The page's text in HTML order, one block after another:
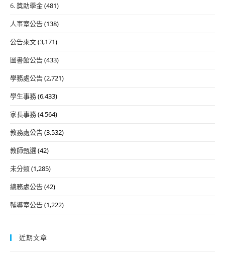
6. 獎助學金(481)
人事室公告(138)
公告來文(3,171)
圖書館公告(433)
學務處公告(2,721)
學生事務(6,433)
家長事務(4,564)
教務處公告(3,532)
教師甄選(42)
未分類(1,285)
總務處公告(42)
輔導室公告(1,222)
近期文章